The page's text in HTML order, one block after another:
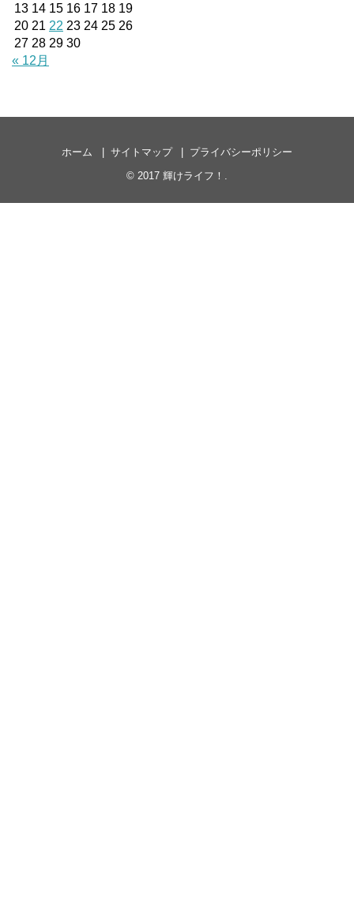
13 14 15 16 17 18 19
20 21 22 23 24 25 26
27 28 29 30
« 12月
ホーム サイトマップ
プライバシーポリシー
© 2017 輝けライフ！ .